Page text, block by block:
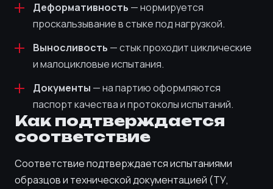
Деформативность — нормируется
проскальзывание в стыке под нагрузкой.
Выносливость — стык проходит циклические
и малоцикловые испытания.
Документы — на партию оформляются
паспорт качества и протоколы испытаний.
Как подтверждается
соответствие
Соответствие подтверждается испытаниями
образцов и технической документацией (ТУ,